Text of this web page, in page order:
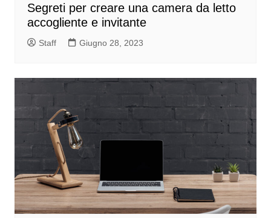
Segreti per creare una camera da letto
accogliente e invitante
Staff Giugno 28, 2023